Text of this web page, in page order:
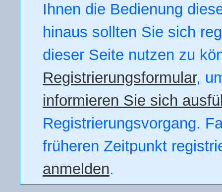
Ihnen die Bedienung
hinaus sollten Sie sich
dieser Seite nutzen zu
Registrierungsformular,
informieren Sie sich
Registrierungsvorgang.
früheren Zeitpunkt
anmelden.